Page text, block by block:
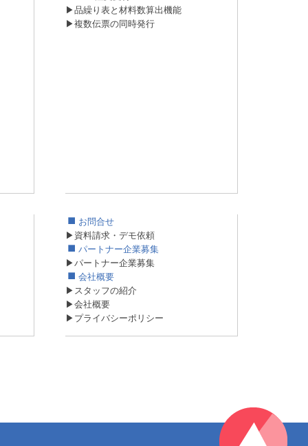
▶品繰り表と材料数算出機能
▶複数伝票の同時発行
お問合せ
▶資料請求・デモ依頼
パートナー企業募集
▶パートナー企業募集
会社概要
▶スタッフの紹介
▶会社概要
▶プライバシーポリシー